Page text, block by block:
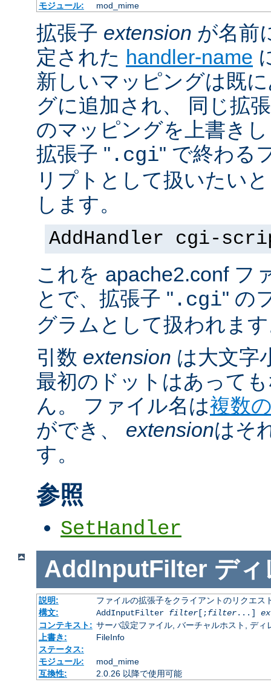
モジュール:
mod_mime
拡張子 extension が名前
定された handler-name
新しいマッピングは既
グに追加され、 同じ拡
のマッピングを上書き
拡張子 " .cgi" で終わる
リプトとして扱いたい
します。
AddHandler cgi-
これを apache2.conf フ
とで、拡張子 " .cgi" の
グラムとして扱われま
引数 extension は大文字
最初のドットはあって
ん。 ファイル名は複数
ができ、 extensionはそ
す。
参照
SetHandler
AddInputFilter ディ
説明:
ファイルの拡張子をクライアントのリクエス
構文:
AddInputFilter filter[;filter...]
コンテキスト: サーバ設定ファイル, バーチャルホスト, ディ
上書き:
FileInfo
ステータス:
モジュール:
mod_mime
互換性:
2.0.26 以降で使用可能